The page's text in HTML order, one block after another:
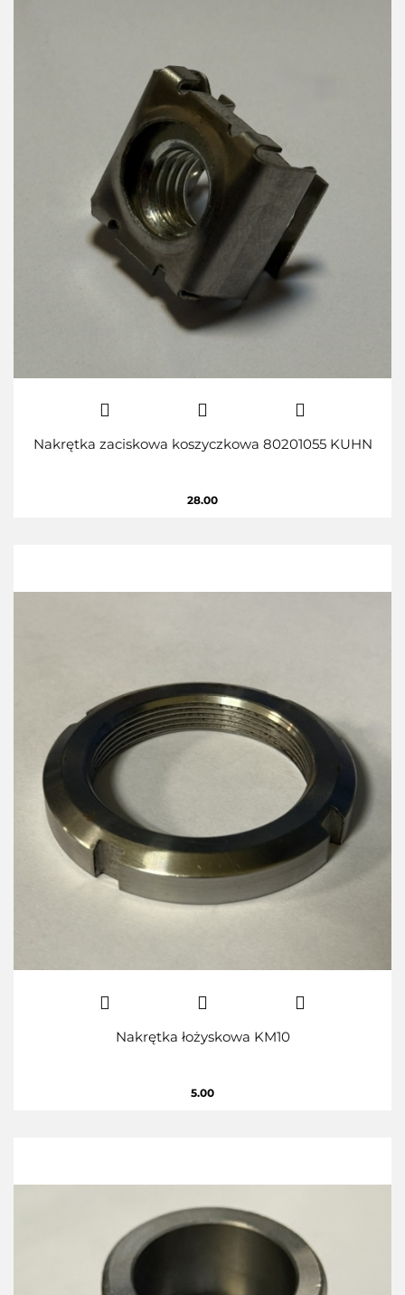
Nakrętka zaciskowa koszyczkowa 80201055 KUHN
28.00
Nakrętka łożyskowa KM10
5.00